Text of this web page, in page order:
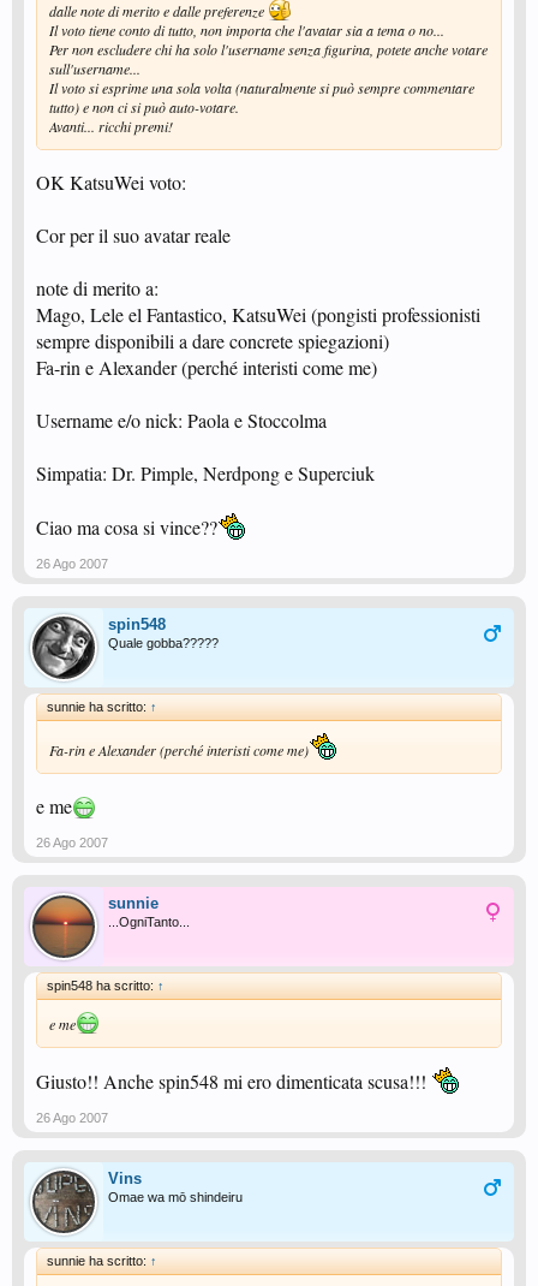
dalle note di merito e dalle preferenze
Il voto tiene conto di tutto, non importa che l'avatar sia a tema o no...
Per non escludere chi ha solo l'username senza figurina, potete anche votare
sull'username...
Il voto si esprime una sola volta (naturalmente si può sempre commentare
tutto) e non ci si può auto-votare.
Avanti... ricchi premi!
OK KatsuWei voto:
Cor per il suo avatar reale
note di merito a:
Mago, Lele el Fantastico, KatsuWei (pongisti professionisti
sempre disponibili a dare concrete spiegazioni)
Fa-rin e Alexander (perché interisti come me)
Username e/o nick: Paola e Stoccolma
Simpatia: Dr. Pimple, Nerdpong e Superciuk
Ciao ma cosa si vince??
26 Ago 2007
spin548
Quale gobba?????
sunnie ha scritto: ↑
Fa-rin e Alexander (perché interisti come me)
e me
26 Ago 2007
sunnie
...OgniTanto...
spin548 ha scritto: ↑
e me
Giusto!! Anche spin548 mi ero dimenticata scusa!!!
26 Ago 2007
Vins
Omae wa mō shindeiru
sunnie ha scritto: ↑